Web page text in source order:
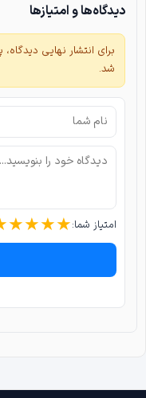
دیدگاه‌ها و امتیازها
برای انتشار نهایی
شد.
امتیاز شما: ★★★★